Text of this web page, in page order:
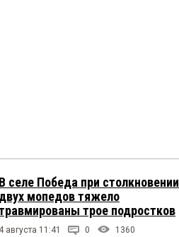
В селе Победа при столкновении
двух мопедов тяжело
трое подростков
4 августа 11:41 0 1360